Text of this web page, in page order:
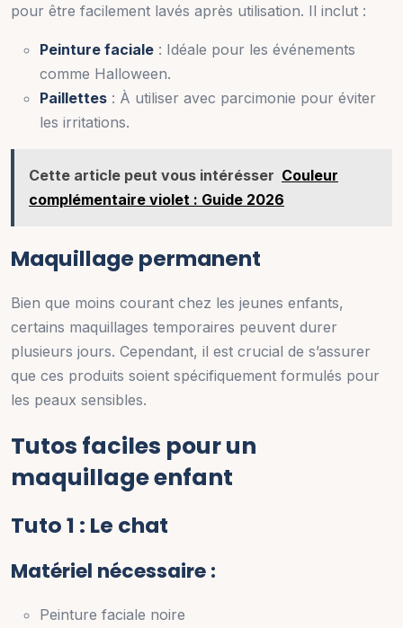
pour être facilement lavés après utilisation. Il inclut :
Peinture faciale : Idéale pour les événements
comme Halloween.
Paillettes : À utiliser avec parcimonie pour éviter
les irritations.
Cette article peut vous intérésser Couleur
complémentaire violet : Guide 2026
Maquillage permanent
Bien que moins courant chez les jeunes enfants,
certains maquillages temporaires peuvent durer
plusieurs jours. Cependant, il est crucial de s’assurer
que ces produits soient spécifiquement formulés pour
les peaux sensibles.
Tutos faciles pour un
maquillage enfant
Tuto 1 : Le chat
Matériel nécessaire :
Peinture faciale noire